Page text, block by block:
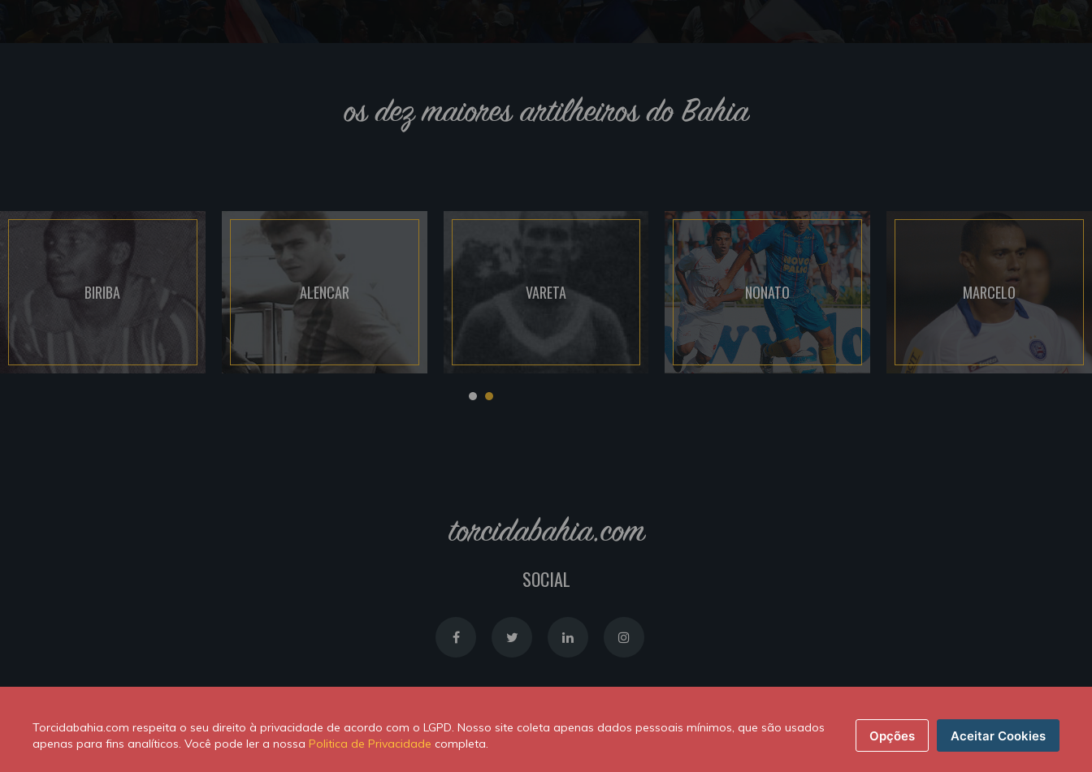
os dez maiores artilheiros do Bahia
BIRIBA ALENCAR VARETA NONATO MARCELO
torcidabahia.com
SOCIAL
Powered byNewton Duarte
Torcidabahia.com respeita o seu direito à privacidade de acordo com o LGPD. Nosso site coleta apenas dados pessoais mínimos, que são usados
apenas para fins analíticos. Você pode ler a nossa Politica de Privacidade completa. Opções Aceitar Cookies